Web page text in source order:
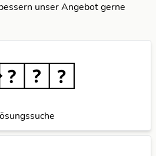
unser Angebot gerne